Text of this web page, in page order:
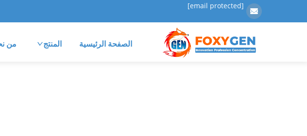
[email protected]
الصفحة الرئيسية المنتج من